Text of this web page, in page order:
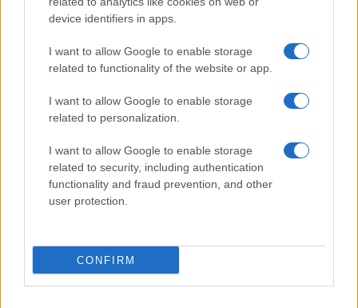
device identifiers in apps.
I want to allow Google to enable storage
related to functionality of the website or app.
I want to allow Google to enable storage
related to personalization.
I want to allow Google to enable storage
related to security, including authentication
functionality and fraud prevention, and other
user protection.
CONFIRM
Cupra Raval: un eléctrico compacto con
Prueba y análisis del Cupra Raval: compacto, producido…
AUTOMOVIL